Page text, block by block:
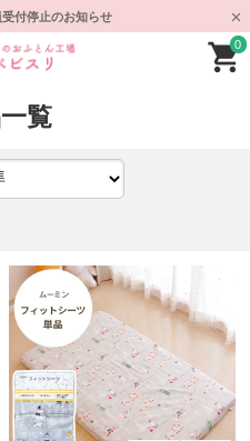
付停止のお知らせ
0
覧